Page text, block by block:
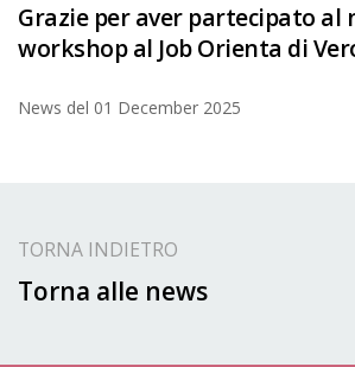
Grazie per aver partecipato al
workshop al Job Orienta di
News del 01 December 2025
TORNA INDIETRO
Torna alle news